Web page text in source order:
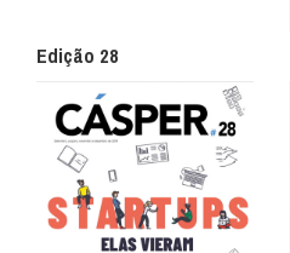
Edição 28